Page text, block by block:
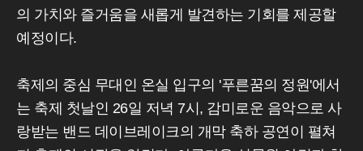
의 가치와 즐거움을 새롭게 발견하는 기회를 제공할
예정이다.
축제의 중심 무대인 온실 입구의 '푸른꿈의 정원'에서
는 축제 첫날인 26일 저녁 7시, 감미로운 음악으로 사
랑받는 밴드 데이브레이크의 개막 축하 공연이 펼쳐